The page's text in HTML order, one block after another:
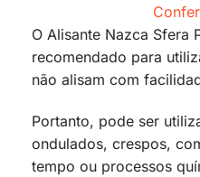
O Alisante Nazca Sfera
recomendado para
não alisam com
Portanto, pode ser
ondulados, crespos,
tempo ou processos